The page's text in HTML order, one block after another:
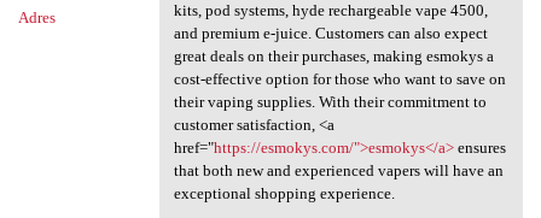
Adres
kits, pod systems, hyde rechargeable vape 4500,
and premium e-juice. Customers can also expect
great deals on their purchases, making esmokys a
cost-effective option for those who want to save on
their vaping supplies. With their commitment to
customer satisfaction, <a
href="https://esmokys.com/">esmokys</a>ensures
that both new and experienced vapers will have an
exceptional shopping experience.